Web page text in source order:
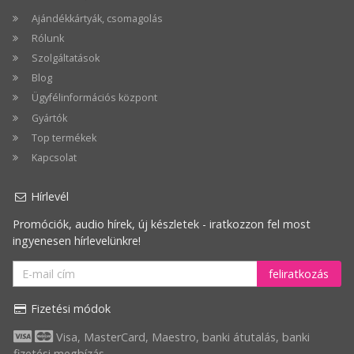
Ajándékkártyák, csomagolás
Rólunk
Szolgáltatások
Blog
Ügyfélinformációs központ
Gyártók
Top termékek
Kapcsolat
Hírlevél
Promóciók, audio hírek, új készletek - iratkozzon fel most
ingyenesen hírlevelünkre!
feliratkozás
Fizetési módok
Visa, MasterCard, Maestro, banki átutalás, banki